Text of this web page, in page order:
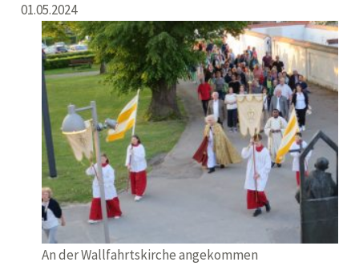
01.05.2024
An der Wallfahrtskirche angekommen